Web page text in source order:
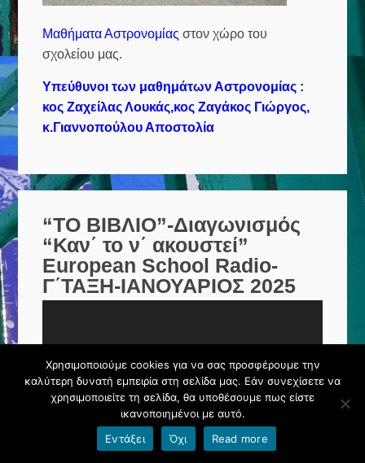
Μαθήματα Αστρονομίας στον χώρο του
σχολείου μας.
Υπεύθυνοι των μαθημάτων Αστρονομίας :
κος Ζαχείλας Λουκάς,κος Ζαγάκος Γιώργος,
κ.Γιαννοπούλου Αποστολία
“ΤΟ ΒΙΒΛΙΟ”-Διαγωνισμός
“Καν΄ το ν΄ ακουστεί”
European School Radio-
Γ΄ΤΑΞΗ-ΙΑΝΟΥΑΡΙΟΣ 2025
00:00
Χρησιμοποιούμε cookies για να σας προσφέρουμε την
καλύτερη δυνατή εμπειρία στη σελίδα μας. Εάν συνεχίσετε να
χρησιμοποιείτε τη σελίδα, θα υποθέσουμε πως είστε
ικανοποιημένοι με αυτό.
Εντάξει
Όχι Read more